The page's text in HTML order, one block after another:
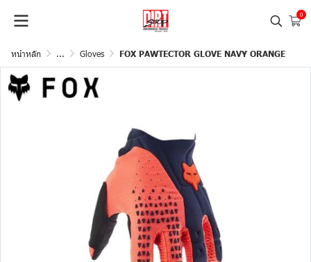
0
หน้าหลัก ... Gloves FOX PAWTECTOR GLOVE NAVY ORANGE